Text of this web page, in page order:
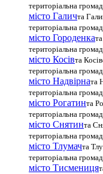
територіальна
місто Галичта
територіальна
місто Городенка
територіальна
місто Косівта
територіальна
місто Надвірната
територіальна
місто Рогатинта
територіальна
місто Снятинта
територіальна
місто Тлумачта
територіальна
місто Тисмениця